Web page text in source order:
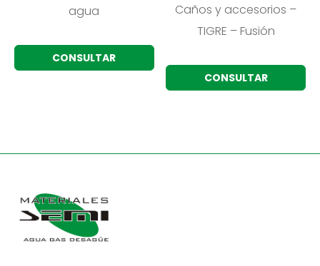
agua
CONSULTAR
Caños y accesorios –
TIGRE – Fusión
CONSULTAR